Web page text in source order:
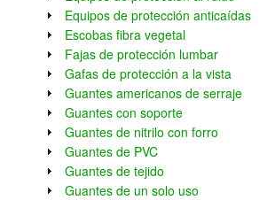
Equipos de protección anticaídas
Escobas fibra vegetal
Fajas de protección lumbar
Gafas de protección a la vista
Guantes americanos de serraje
Guantes con soporte
Guantes de nitrilo con forro
Guantes de PVC
Guantes de tejido
Guantes de un solo uso